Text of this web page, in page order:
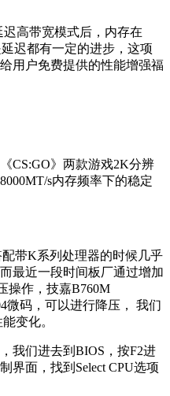
高带宽模式后，内存在
迟都有一定的进步，这项
用户免费提供的性能增强福
CS:GO》两款游戏2K分辨
s内存频率下的稳定
带K系列处理器的时候几乎
最近一段时间板厂通过增加
操作，技嘉B760M
微码，可以进行降压， 我们
变化。
我们进去到BIOS，按F2进
界面，找到Select CPU选项